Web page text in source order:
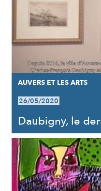
AUVERS ET LES ARTS
26/05/2020
Daubigny, le